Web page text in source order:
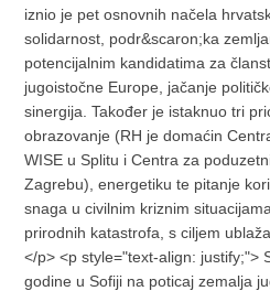
iznio je pet osnovnih načela
solidarnost, podr&scaron;ka
potencijalnim kandidatima za
jugoistočne Europe, jačanje
sinergija. Također je istaknuo tri
obrazovanje (RH je domaćin
WISE u Splitu i Centra za
Zagrebu), energetiku te pitanje
snaga u civilnim kriznim
prirodnih katastrofa, s ciljem
</p> <p style="text-align: justify;">
godine u Sofiji na poticaj zemalja